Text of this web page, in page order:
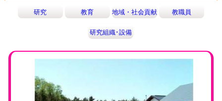
研究 教育 地域・社会貢献 教職員
研究組織･設備